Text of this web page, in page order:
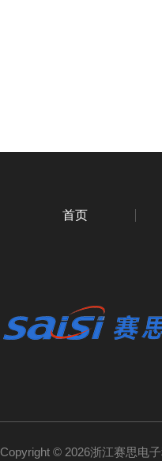
首页
Copyright © 2026浙江赛思电